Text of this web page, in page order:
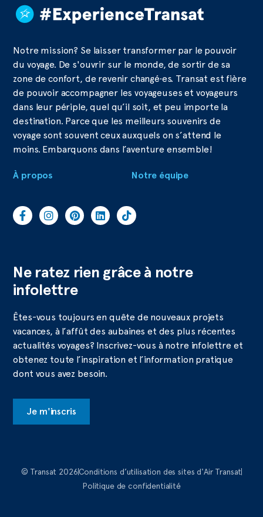
Notre mission? Se laisser transformer par le pouvoir
du voyage. De s'ouvrir sur le monde, de sortir de sa
zone de confort, de revenir changé·es. Transat est fière
de pouvoir accompagner les voyageuses et voyageurs
dans leur périple, quel qu’il soit, et peu importe la
destination. Parce que les meilleurs souvenirs de
voyage sont souvent ceux auxquels on s’attend le
moins. Embarquons dans l’aventure ensemble!
À propos Notre équipe
Ne ratez rien grâce à notre
infolettre
Êtes-vous toujours en quête de nouveaux projets
vacances, à l’affût des aubaines et des plus récentes
actualités voyages? Inscrivez-vous à notre infolettre et
obtenez toute l’inspiration et l’information pratique
dont vous avez besoin.
Je m'inscris
© Transat 2026Conditions d’utilisation des sites d'Air Transat
Politique de confidentialité